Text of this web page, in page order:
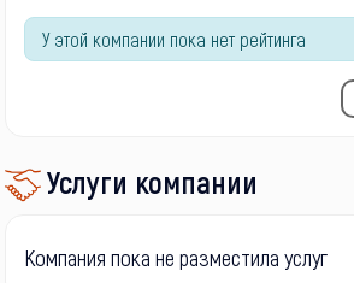
У этой компании пока нет рейтинга
Услуги компании
Компания пока не разместила услуг